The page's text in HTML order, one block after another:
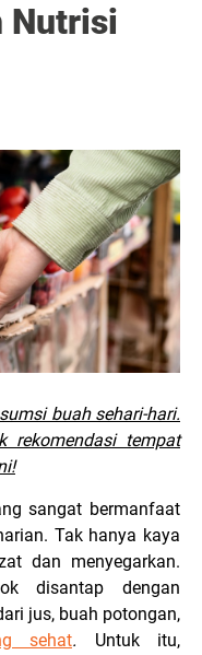
Nutrisi
buah sehari-hari.
rekomendasi tempat
sangat bermanfaat
Tak hanya kaya
dan menyegarkan.
disantap dengan
jus, buah potongan,
sehat. Untuk itu,